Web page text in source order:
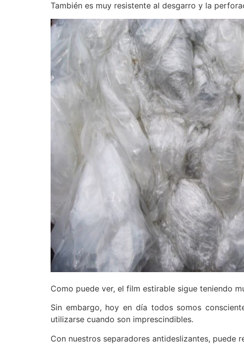
También es muy resistente al desgarro y la
Como puede ver, el film estirable sigue teniendo
Sin embargo, hoy en día todos somos
utilizarse cuando son imprescindibles.
Con nuestros separadores antideslizantes,